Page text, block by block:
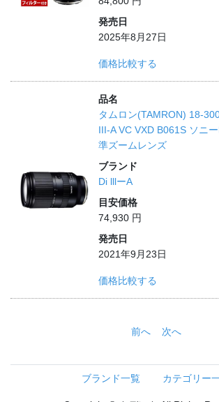
発売日
2025年8月27日
価格比較する
品名
タムロン(TAMRON) 18-
III-A VC VXD B061S ソニ
準ズームレンズ
ブランド
Di lllーA
目安価格
74,930 円
発売日
2021年9月23日
価格比較する
前へ 次へ
ブランド一覧 カテゴリー